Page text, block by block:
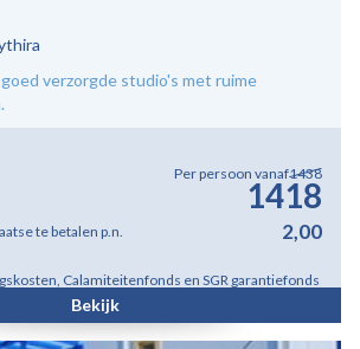
verzorgde studio's met ruime
Per persoon vanaf1438
1418
te betalen p.n. 2,00
Calamiteitenfonds en SGR garantiefonds
Bekijk